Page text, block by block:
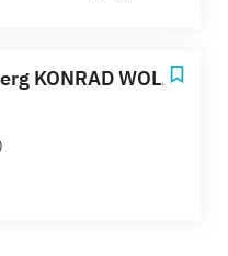
KONRAD WOLF